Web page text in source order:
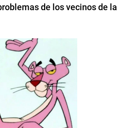
de los vecinos de la